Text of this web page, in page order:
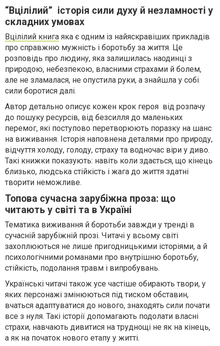
“Вцілілий” історія сили духу й незламності у
складних умовах
Вцілілий книга яка є одним із найяскравіших прикладів
про справжню мужність і боротьбу за життя. Це
розповідь про людину, яка залишилась наодинці з
природою, небезпекою, власними страхами й болем,
але не зламалася, не опустила руки, а знайшла у собі
сили боротися далі.
Автор детально описує кожен крок героя від розпачу
до пошуку ресурсів, від безсилля до маленьких
перемог, які поступово перетворюють поразку на шанс
на виживання. Історія наповнена деталями про природу,
відчуття холоду, голоду, страху та водночас віри у диво.
Такі книжки показують: навіть коли здається, що кінець
близько, людська стійкість і жага до життя здатні
творити неможливе.
Топова сучасна зарубіжна проза: що
читають у світі та в Україні
Тематика виживання й боротьби завжди у тренді в
сучасній зарубіжній прозі. Читачі у всьому світі
захоплюються не лише пригодницькими історіями, а й
психологічними романами про внутрішню боротьбу,
стійкість, подолання травм і випробувань.
Українські читачі також усе частіше обирають твори, у
яких персонажі змінюються під тиском обставин,
вчаться адаптуватися до нового, знаходять сили почати
все з нуля. Такі історії допомагають подолати власні
страхи, навчають дивитися на труднощі не як на кінець,
а як на початок нового етапу у житті.